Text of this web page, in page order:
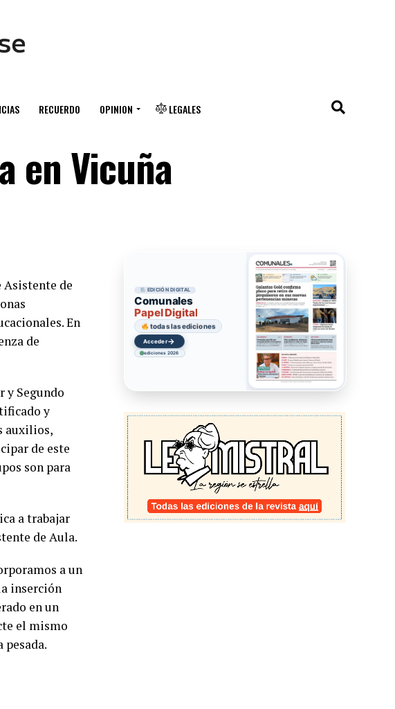
RECUERDO OPINION LEGALES
en Vicuña
Asistente de
En
de
y Segundo
y
auxilios,
de este
son para
a trabajar
de Aula.
a un
inserción
en un
el mismo
EDICIÓN DIGITAL
Comunales
Papel Digital
todas las ediciones
Acceder→
ediciones 2026